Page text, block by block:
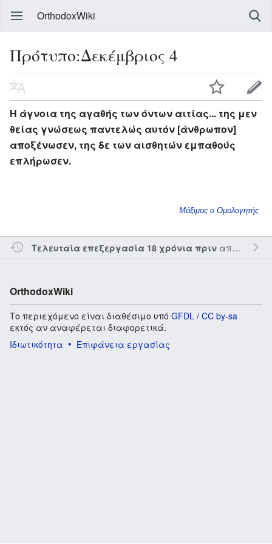
OrthodoxWiki
Πρότυπο:Δεκέμβριος 4
Η άγνοια της αγαθής των όντων αιτίας... της μεν
θείας γνώσεως παντελώς αυτόν [άνθρωπον]
αποξένωσεν, της δε των αισθητών εμπαθούς
επλήρωσεν.
Μάξιμος ο Ομολογητής
Τελευταία επεξεργασία 18 χρόνια πριναπό τον την
OrthodoxWiki
Το περιεχόμενο είναι διαθέσιμο υπό GFDL / CC by-sa
εκτός αν αναφέρεται διαφορετικά.
Ιδιωτικότητα
Επιφάνεια εργασίας